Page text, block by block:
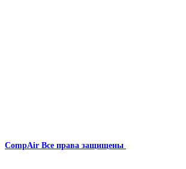
CompAir Все права защищены